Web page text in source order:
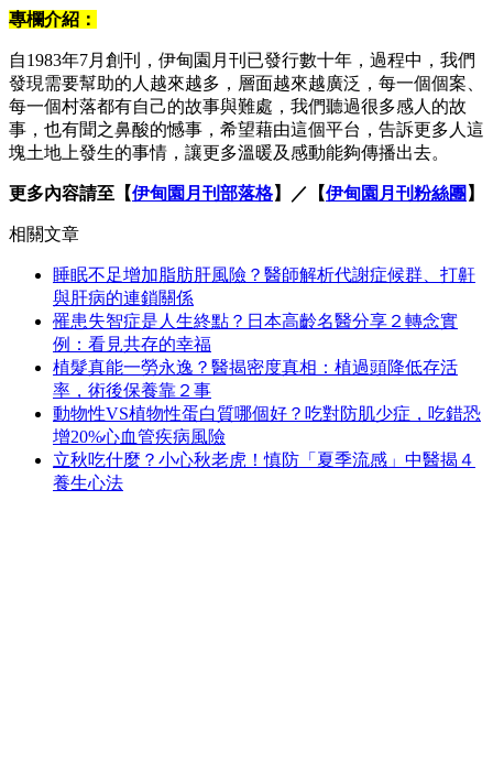
專欄介紹：
自1983年7月創刊，伊甸園月刊已發行數十年，過程中，我們
發現需要幫助的人越來越多，層面越來越廣泛，每一個個案、
每一個村落都有自己的故事與難處，我們聽過很多感人的故
事，也有聞之鼻酸的憾事，希望藉由這個平台，告訴更多人這
塊土地上發生的事情，讓更多溫暖及感動能夠傳播出去。
更多內容請至【伊甸園月刊部落格】／【伊甸園月刊粉絲團 】
相關文章
睡眠不足增加脂肪肝風險？醫師解析代謝症候群、打鼾
與肝病的連鎖關係
罹患失智症是人生終點？日本高齡名醫分享２轉念實
例：看見共存的幸福
植髮真能一勞永逸？醫揭密度真相：植過頭降低存活
率，術後保養靠２事
動物性VS植物性蛋白質哪個好？吃對防肌少症，吃錯恐
增20%心血管疾病風險
立秋吃什麼？小心秋老虎！慎防「夏季流感」中醫揭４
養生心法